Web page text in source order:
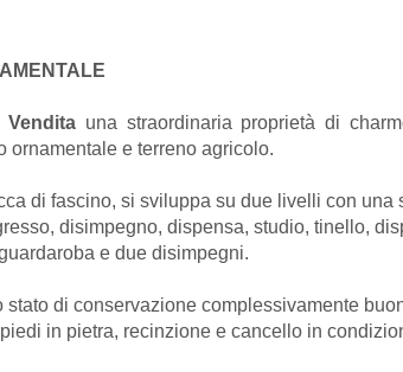
Vendita una straordinaria proprietà di
ornamentale e terreno agricolo.
di fascino, si sviluppa su due livelli con una
disimpegno, dispensa, studio, tinello,
e due disimpegni.
di conservazione complessivamente
in pietra, recinzione e cancello in